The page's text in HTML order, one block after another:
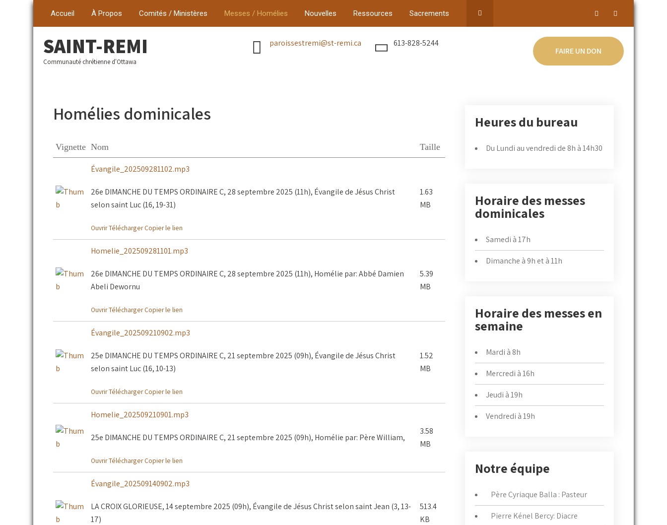
Accueil À Propos Comités / Ministères Messes / Homélies Nouvelles Ressources Sacrements
SAINT-REMI
Communauté chrétienne d'Ottawa
paroissestremi@st-remi.ca 613-828-5244
FAIRE UN DON
Homélies dominicales
Vignette Nom Taille
Évangile_202509281102.mp3
26e DIMANCHE DU TEMPS ORDINAIRE C, 28 septembre 2025 (11h), Évangile de Jésus Christ
selon saint Luc (16, 19-31)
OuvrirTélécharger Copier le lien
1.63
MB
Homelie_202509281101.mp3
26e DIMANCHE DU TEMPS ORDINAIRE C, 28 septembre 2025 (11h), Homélie par: Abbé Damien
Abeli Dewornu
OuvrirTélécharger Copier le lien
5.39
MB
Évangile_202509210902.mp3
25e DIMANCHE DU TEMPS ORDINAIRE C, 21 septembre 2025 (09h), Évangile de Jésus Christ
selon saint Luc (16, 10-13)
OuvrirTélécharger Copier le lien
1.52
MB
Homelie_202509210901.mp3
25e DIMANCHE DU TEMPS ORDINAIRE C, 21 septembre 2025 (09h), Homélie par: Père William,
OuvrirTélécharger Copier le lien
3.58
MB
Évangile_202509140902.mp3
LA CROIX GLORIEUSE, 14 septembre 2025 (09h), Évangile de Jésus Christ selon saint Jean (3, 13-
17)
513.4
KB
Heures du bureau
Du Lundi au vendredi de 8h à 14h30
Horaire des messes
dominicales
Samedi à 17h
Dimanche à 9h et à 11h
Horaire des messes en
semaine
Mardi à 8h
Mercredi à 16h
Jeudi à 19h
Vendredi à 19h
Notre équipe
Père Cyriaque Balla : Pasteur
Pierre Kénel Bercy: Diacre